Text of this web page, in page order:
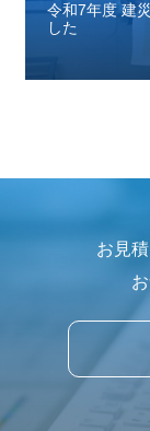
令和7年度 建
した
お見